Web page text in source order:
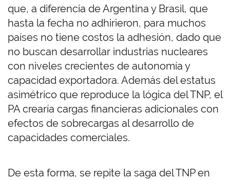
que, a diferencia de Argentina y Brasil, que
hasta la fecha no adhirieron, para muchos
países no tiene costos la adhesión, dado que
no buscan desarrollar industrias nucleares
con niveles crecientes de autonomía y
capacidad exportadora. Además del estatus
asimétrico que reproduce la lógica del TNP, el
PA crearía cargas financieras adicionales con
efectos de sobrecargas al desarrollo de
capacidades comerciales.
De esta forma, se repite la saga del TNP en